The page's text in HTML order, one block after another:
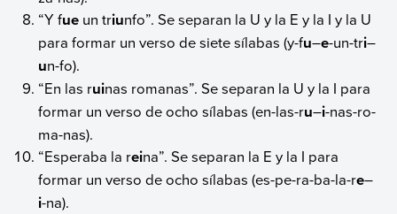
“Y fue un triunfo”. Se separan la U y la E y la I y la U
para formar un verso de siete sílabas (y-fu–e-un-tri–
un-fo).
“En las ruinas romanas”. Se separan la U y la I para
formar un verso de ocho sílabas (en-las-ru–i-nas-ro-
ma-nas).
“Esperaba la reina”. Se separan la E y la I para
formar un verso de ocho sílabas (es-pe-ra-ba-la-re–
i-na).